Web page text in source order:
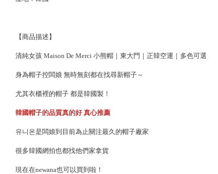
【商品描述】
清純女孩 Maison De Merci 小熊帽｜東大門｜正韓空運｜多色可選
身為帽子控闆娘 無時無刻都在找尋新帽子～
尤其衣櫃裡的帽子 都是韓國製！
韓國帽子的品質真的好 真心推薦
유니온是闆娘到目前為止關注最久的帽子廠家
很多韓國網拍也都找他們家拿貨
現在在newana也可以買到啦！